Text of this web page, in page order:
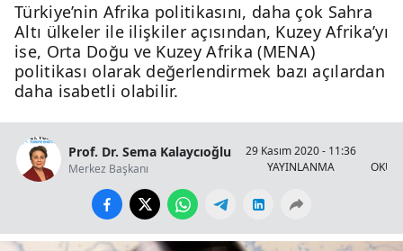
Türkiye’nin Afrika politikasını, daha çok Sahra
Altı ülkeler ile ilişkiler açısından, Kuzey Afrika’yı
ise, Orta Doğu ve Kuzey Afrika (MENA)
politikası olarak değerlendirmek bazı açılardan
daha isabetli olabilir.
Prof. Dr. Sema Kalaycıoğlu
Merkez Başkanı
29 Kasım 2020 - 11:36
YAYINLANMA